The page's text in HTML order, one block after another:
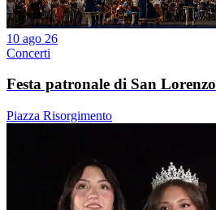
10 ago 26
Concerti
Festa patronale di San Lorenzo
Piazza Risorgimento